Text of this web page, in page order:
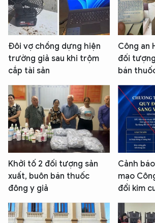
Đôi vợ chồng dựng hiện
trường giả sau khi trộm
cắp tài sản
Công an
đối
bán
Khởi tố 2 đối tượng sản
xuất, buôn bán thuốc
đông y giả
Cảnh
mạo
đổi kim